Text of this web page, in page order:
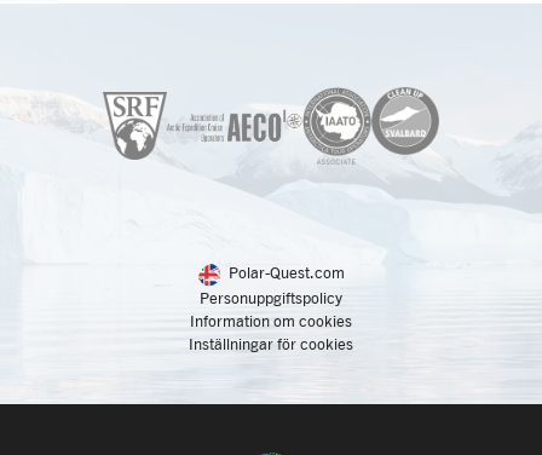
Polar-Quest.com
Personuppgiftspolicy
Information om cookies
Inställningar för cookies